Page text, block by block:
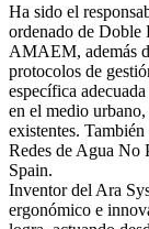
Ha sido el
ordenado de Doble
AMAEM, además
protocolos de
específica
en el medio
existentes.
Redes de Agua No
Spain.
Inventor del Ara
ergonómico e